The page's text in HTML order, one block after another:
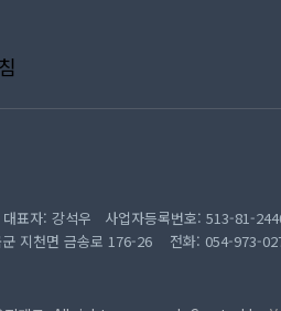
표자: 강석우 사업자등록번호: 513-81-
군 지천면 금송로 176-26 전화: 054-973-